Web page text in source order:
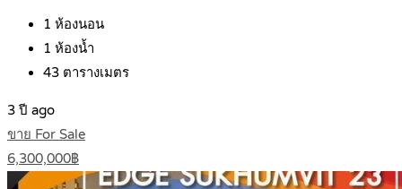
1 ห้องนอน
1 ห้องน้ำ
43 ตารางเมตร
3 ปี ago
ขาย For Sale
6,300,000฿